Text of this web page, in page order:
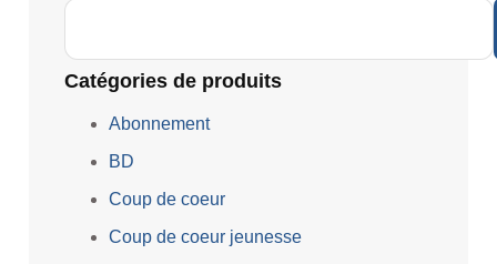
Catégories de produits
Abonnement
BD
Coup de coeur
Coup de coeur jeunesse